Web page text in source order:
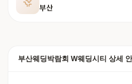
부산
부산웨딩박람회 W웨딩시티 상세